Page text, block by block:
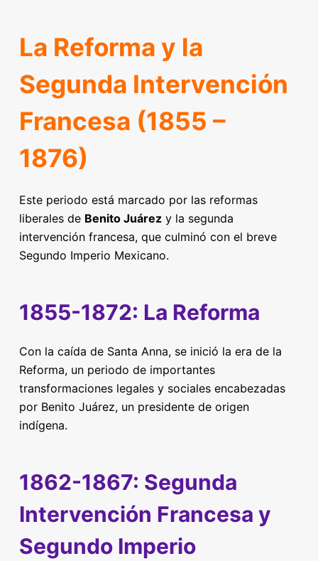
La Reforma y la
Segunda Intervención
Francesa (1855 –
1876)
Este periodo está marcado por las reformas
liberales de Benito Juárezy la segunda
intervención francesa, que culminó con el breve
Segundo Imperio Mexicano.
1855-1872: La Reforma
Con la caída de Santa Anna, se inició la era de la
Reforma, un periodo de importantes
transformaciones legales y sociales encabezadas
por Benito Juárez, un presidente de origen
indígena.
1862-1867: Segunda
Intervención Francesa y
Segundo Imperio